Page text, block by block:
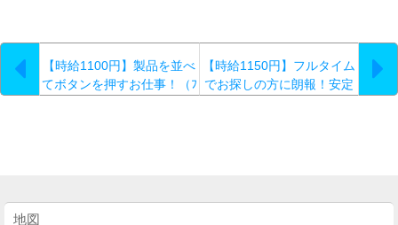
【時給1100円】製品を並べ
てボタンを押すお仕事！（ﾌ
【時給1150円】フルタイム
でお探しの方に朗報！安定
地図